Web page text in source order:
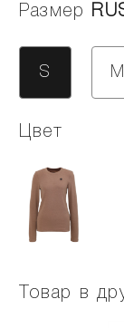
Размер
S M
Цвет
Товар в